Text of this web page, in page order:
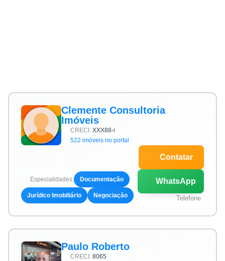
Clemente Consultoria
Imóveis
CRECI: XXX88-i
522 imóveis no portal
Especialidades: Documentação
Jurídico Imobiliário Negociação
Contatar
WhatsApp
Telefone
Paulo Roberto
CRECI: 8065